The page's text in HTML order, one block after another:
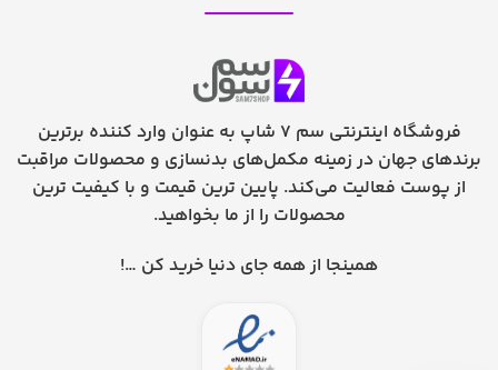
فروشگاه اینترنتی سم 7 شاپ به عنوان وارد کننده برترین
برندهای جهان در زمینه مکمل‌های بدنسازی و محصولات مراقبت
از پوست فعالیت می‌کند. پایین ترین قیمت و با کیفیت ترین
محصولات را از ما بخواهید.
همینجا از همه جای دنیا خرید کن …!